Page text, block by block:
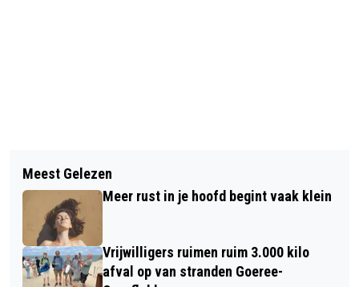
VIERDE VRIJWILLIGERSFESTIVAL OP 7
NOVEMBER
GOEDEMORGEN, HET IS VANDAAG
WOENSDAG 23 JULI
Meest Gelezen
Meer rust in je hoofd begint vaak klein
Vrijwilligers ruimen ruim 3.000 kilo
afval op van stranden Goeree-